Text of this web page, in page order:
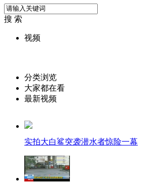
搜 索
视频
分类浏览
大家都在看
最新视频
实拍大白鲨突袭潜水者惊险一幕